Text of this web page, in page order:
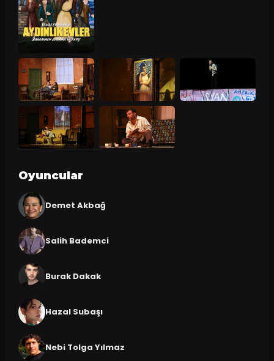
Oyuncular
Demet Akbağ
Salih Bademci
Burak Dakak
Hazal Subaşı
Nebi Tolga Yılmaz